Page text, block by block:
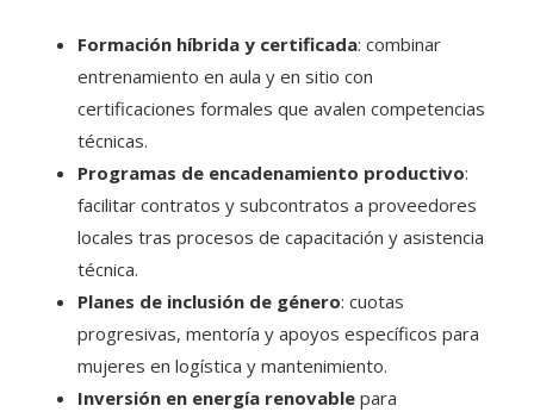
Formación híbrida y certificada: combinar
entrenamiento en aula y en sitio con
certificaciones formales que avalen competencias
técnicas.
Programas de encadenamiento productivo:
facilitar contratos y subcontratos a proveedores
locales tras procesos de capacitación y asistencia
técnica.
Planes de inclusión de género: cuotas
progresivas, mentoría y apoyos específicos para
mujeres en logística y mantenimiento.
Inversión en energía renovable para